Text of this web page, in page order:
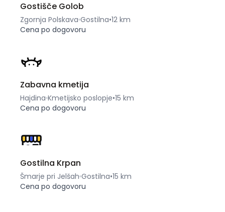
Gostišče Golob
Zgornja Polskava Gostilna•12 km
Cena po dogovoru
Zabavna kmetija
Hajdina Kmetijsko poslopje•15 km
Cena po dogovoru
Gostilna Krpan
Šmarje pri Jelšah Gostilna•15 km
Cena po dogovoru